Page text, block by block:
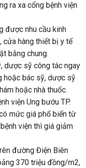
ra xa cổng bệnh viện
được nhu cầu kinh
cửa hàng thiết bị y tế
bằng chung.
dược sỹ công tác ngay
hoặc bác sỹ, dược sỹ
hoặc nhà thuốc.
viện Ung bướu TP.
mức giá phổ biến từ
viện thì giá giảm
đường Điện Biên
370 triệu đồng/m2,